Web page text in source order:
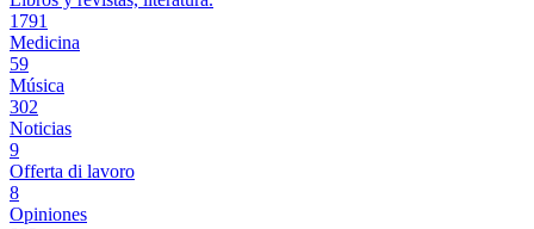
1791
Medicina
59
Música
302
Noticias
9
Offerta di lavoro
8
Opiniones